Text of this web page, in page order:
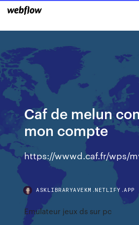
Caf de melun
mon compte
https://wwwd.caf.fr/wps/
ASKLIBRARYAVEKM.NETLIFY.APP
Emulateur jeux ds sur pc